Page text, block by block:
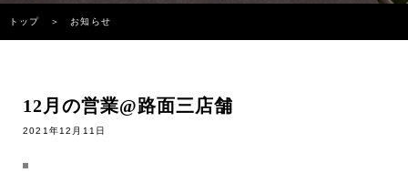
トップ ＞ お知らせ
12月の営業@路面三店舗
2021年12月11日